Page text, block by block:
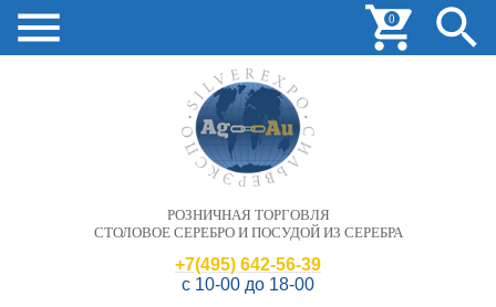
РОЗНИЧНАЯ ТОРГОВЛЯ
СТОЛОВОЕ СЕРЕБРО И ПОСУДОЙ ИЗ СЕРЕБРА
+7(495) 642-56-39
с 10-00 до 18-00
0